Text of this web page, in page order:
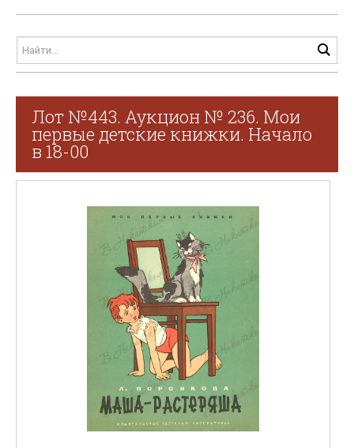
Лот №443. Аукцион № 236. Мои
первые детские книжки. Начало
в 18-00